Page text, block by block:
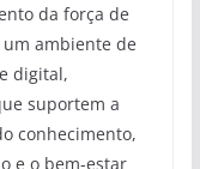
da força de
ambiente de
digital,
suportem a
conhecimento,
e o bem-estar